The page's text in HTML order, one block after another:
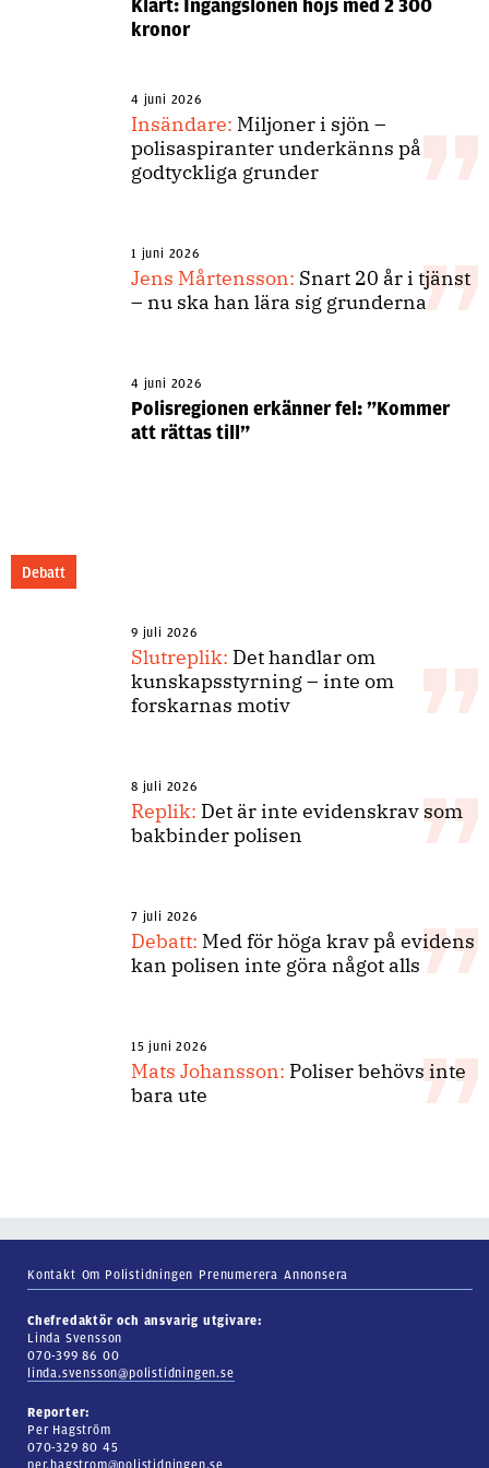
Klart: Ingångslönen höjs med 2 300
kronor
4 juni 2026
Insändare: Miljoner i sjön –
polisaspiranter underkänns på
godtyckliga grunder
1 juni 2026
Jens Mårtensson: Snart 20 år i tjänst
– nu ska han lära sig grunderna
4 juni 2026
Polisregionen erkänner fel: ”Kommer
att rättas till”
Debatt
9 juli 2026
Slutreplik: Det handlar om
kunskapsstyrning – inte om
forskarnas motiv
8 juli 2026
Replik: Det är inte evidenskrav som
bakbinder polisen
7 juli 2026
Debatt: Med för höga krav på evidens
kan polisen inte göra något alls
15 juni 2026
Mats Johansson: Poliser behövs inte
bara ute
Kontakt Om Polistidningen Prenumerera Annonsera
Chefredaktör och ansvarig utgivare:
Linda Svensson
070-399 86 00
linda.svensson@polistidningen.se
Reporter:
Per Hagström
070-329 80 45
per.hagstrom@polistidningen.se